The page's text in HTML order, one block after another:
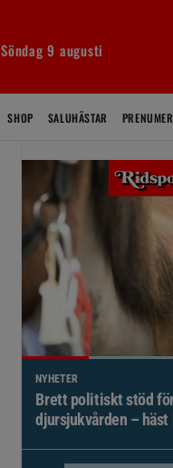
Söndag 9 augusti
SHOP SALUHÄSTAR
NYHETER
Brett politiskt stöd
djursjukvården –